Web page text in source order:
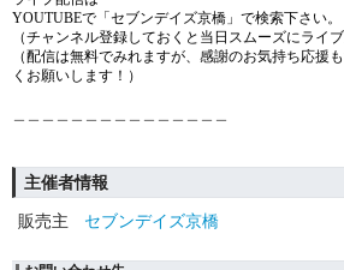
YOUTUBEで「セブンデイズ京橋」で検索下さい。
（チャンネル登録しておくと当日スムーズにライブ
（配信は無料でみれますが、感謝のお気持ち応援
くお願いします！）
主催者情報
販売主
セブンデイズ京橋